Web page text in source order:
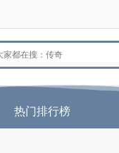
热门排行榜